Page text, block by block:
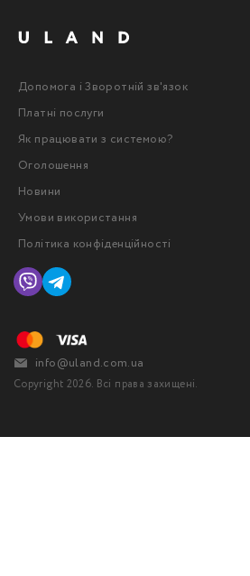
Copyright 2026. Всі права захищені.
Допомога і Зворотній зв'язок
Платні послуги
Як працювати з системою?
Оголошення
Новини
Умови використання
Політика конфіденційності
info@uland.com.ua